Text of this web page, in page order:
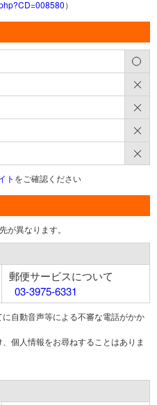
）
ト をご確認ください
が異なります。
郵便サービスについて
03-3975-6331
自動音声等による不審な電話がかか
個人情報をお尋ねすることはありま